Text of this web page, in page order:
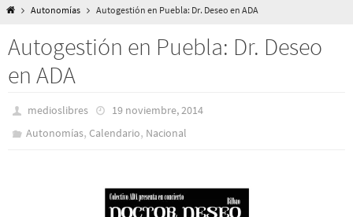
InicioAutonomías Autogestión en Puebla: Dr. Deseo en ADA
Autogestión en Puebla: Dr. Deseo
en ADA
medioslibres
19 noviembre, 2014
Autonomías,Calendario, Nacional